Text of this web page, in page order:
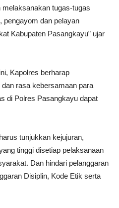
tugas-tugas
pengayom dan pelayan
Kabupaten Pasangkayu” ujar
Kapolres berharap
rasa kebersamaan para
di Polres Pasangkayu dapat
tunjukkan kejujuran,
tinggi disetiap pelaksanaan
Dan hindari pelanggaran
Disiplin, Kode Etik serta